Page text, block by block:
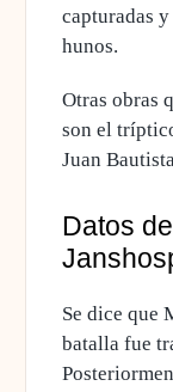
capturadas
hunos.
Otras obras
son el
Juan
Datos
Se dice que
batalla fue